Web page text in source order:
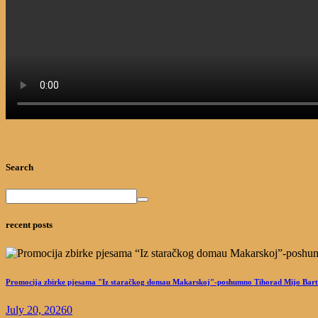
Search
recent posts
Promocija zbirke pjesama "Iz staračkog domau Makarskoj"-poshumno Tihorad Mijo
July 20, 20260